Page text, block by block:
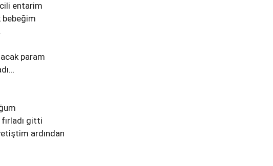
entarim
bebeğim
param
gitti
ardından